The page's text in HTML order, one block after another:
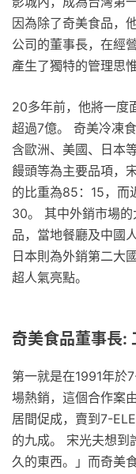
因為除了奇美食品，
公司的董事長，在經
產生了獨特的管理思惟
20多年前，他將一度
超過7億。 奇美冷凍
含歐洲、美國、日本
饅頭等為主要品項，
的比重為85：15，而
30。 其中外銷市場
品，當地餐廳及中國
日本則為外銷第二大
超人氣亮點。
奇美食品董事長:
第一就是在1991年於
場熱銷，這個合作案
居間促成，賣到7-
的九成。 宋光夫想到
久的東西。」而奇美